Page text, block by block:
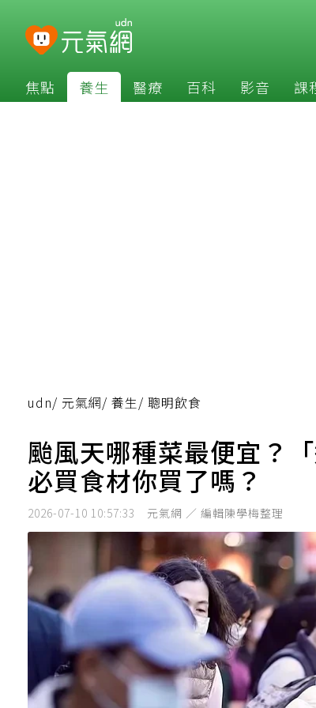
焦點 養生 醫療 百科 影音 課
udn/ 元氣網/ 養生/ 聰明飲食
颱風天哪種菜最便宜？
必買食材你買了嗎？
2026-07-10 10:57:33 元氣網 ／ 編輯陳學梅整理